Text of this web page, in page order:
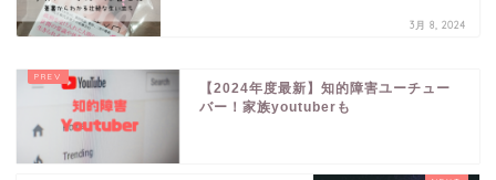
3月 8, 2024
【2024年度最新】知的障害ユーチュー
バー！家族youtuberも